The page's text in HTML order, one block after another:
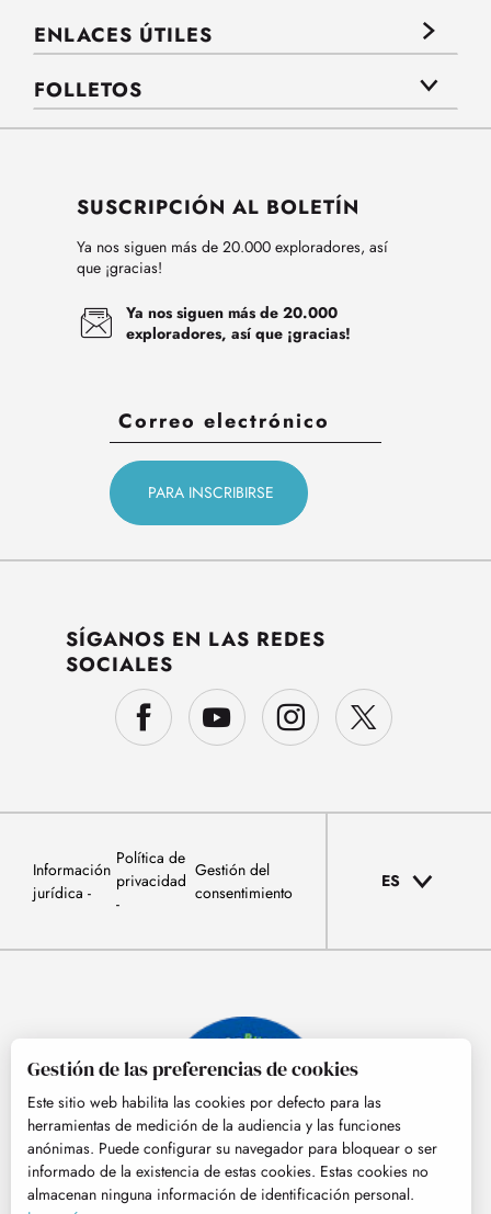
ENLACES ÚTILES
FOLLETOS
SUSCRIPCIÓN AL BOLETÍN
Ya nos siguen más de 20.000 exploradores, así
que ¡gracias!
Ya nos siguen más de 20.000
exploradores, así que ¡gracias!
SÍGANOS EN LAS REDES
SOCIALES
Información
jurídica
Política de
privacidad
Gestión del
consentimiento
ES
© Tourisme Hautes-Pyrénées
Gestión de las preferencias de cookies
Este sitio web habilita las cookies por defecto para las
herramientas de medición de la audiencia y las funciones
anónimas. Puede configurar su navegador para bloquear o ser
informado de la existencia de estas cookies. Estas cookies no
almacenan ninguna información de identificación personal.